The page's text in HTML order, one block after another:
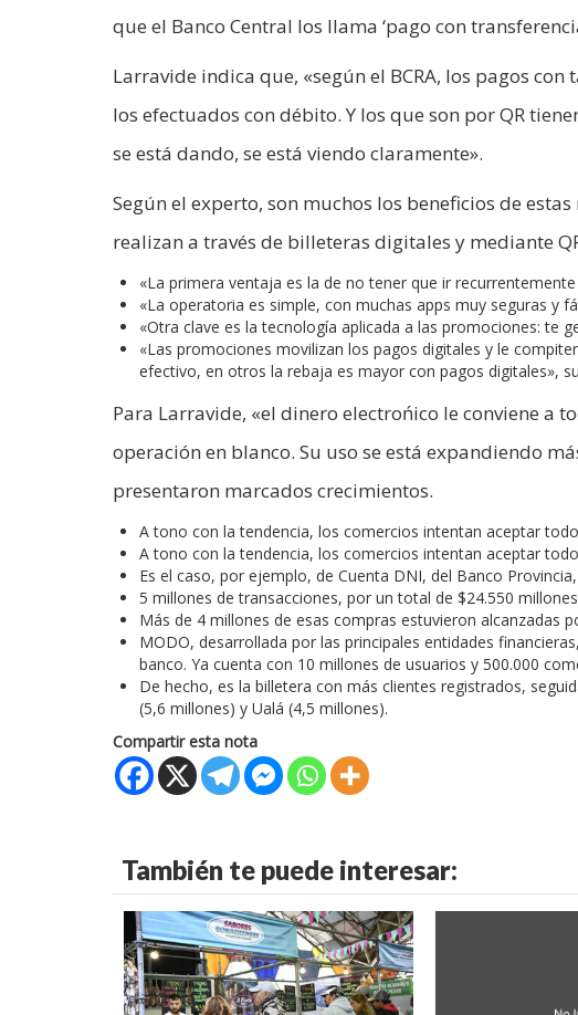
que el Banco Central los llama ‘pago con
Larravide indica que, «según el BCRA, los pagos
los efectuados con débito. Y los que son por QR
se está dando, se está viendo claramente».
Según el experto, son muchos los beneficios de
realizan a través de billeteras digitales y mediante
«La primera ventaja es la de no tener que ir
«La operatoria es simple, con muchas apps muy seguras y
«Otra clave es la tecnología aplicada a las promociones: te
«Las promociones movilizan los pagos digitales y le
efectivo, en otros la rebaja es mayor con pagos digitales»,
Para Larravide, «el dinero electrońico le conviene a
operación en blanco. Su uso se está expandiendo
presentaron marcados crecimientos.
A tono con la tendencia, los comercios intentan aceptar
A tono con la tendencia, los comercios intentan aceptar
Es el caso, por ejemplo, de Cuenta DNI, del Banco
5 millones de transacciones, por un total de $24.550 millones
Más de 4 millones de esas compras estuvieron alcanzadas
MODO, desarrollada por las principales entidades
banco. Ya cuenta con 10 millones de usuarios y 500.000
De hecho, es la billetera con más clientes registrados,
(5,6 millones) y Ualá (4,5 millones).
Compartir esta nota
También te puede interesar: